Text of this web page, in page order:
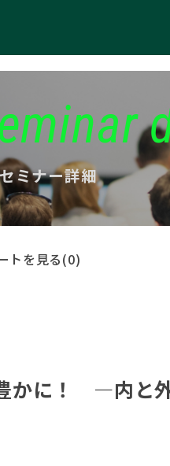
ミナー詳細
トを見る(0)
かに！ ―内と